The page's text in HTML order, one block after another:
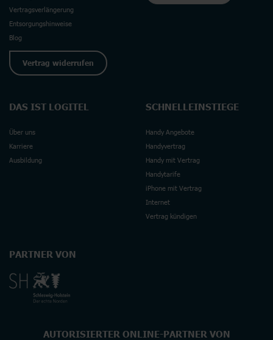
Vertragsverlängerung
Entsorgungshinweise
Blog
Vertrag widerrufen
DAS IST LOGITEL
Über uns
Karriere
Ausbildung
SCHNELLEINSTIEGE
Handy Angebote
Handyvertrag
Handy mit Vertrag
Handytarife
iPhone mit Vertrag
Internet
Vertrag kündigen
PARTNER VON
AUTORISIERTER ONLINE-PARTNER VON